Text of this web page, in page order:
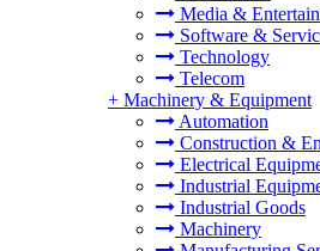
Media &
Software &
Technology
Telecom
+ Machinery & Equipment
Automation
Construction &
Electrical
Industrial
Industrial Goods
Machinery